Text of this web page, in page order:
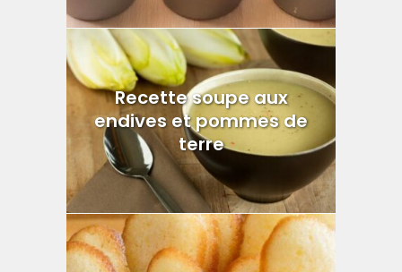
Recette soupe aux
endives et pommes de
terre